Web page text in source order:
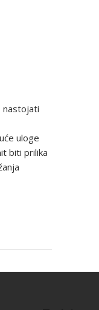
nastojati
uloge
biti prilika